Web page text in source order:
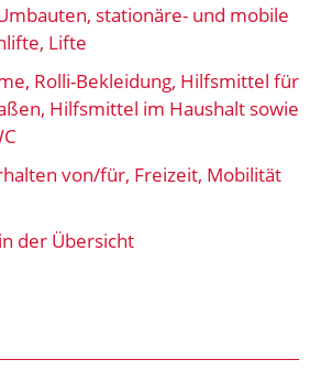
stationäre- und mobile
Lifte
Rolli-Bekleidung, Hilfsmittel für
Hilfsmittel im Haushalt sowie
von/für, Freizeit, Mobilität
der Übersicht